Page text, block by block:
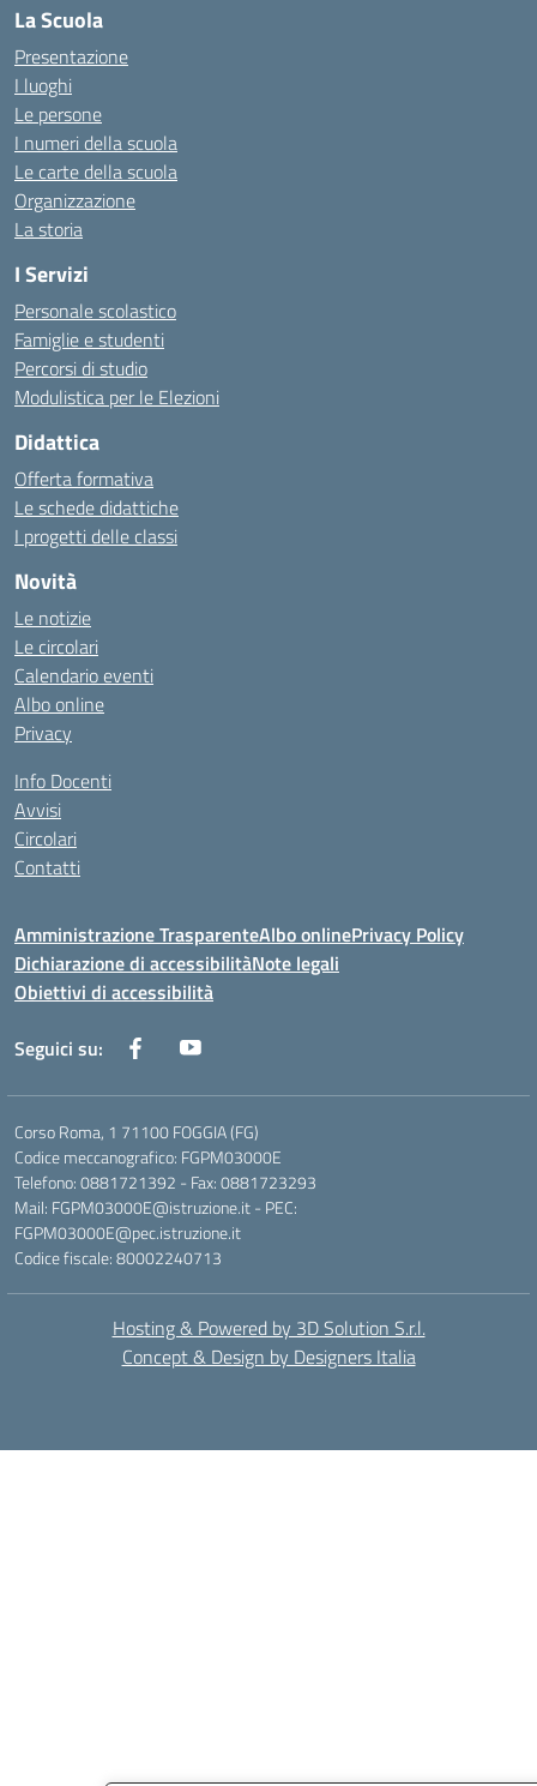
La Scuola
Presentazione
I luoghi
Le persone
I numeri della scuola
Le carte della scuola
Organizzazione
La storia
I Servizi
Personale scolastico
Famiglie e studenti
Percorsi di studio
Modulistica per le Elezioni
Didattica
Offerta formativa
Le schede didattiche
I progetti delle classi
Novità
Le notizie
Le circolari
Calendario eventi
Albo online
Privacy
Info Docenti
Avvisi
Circolari
Contatti
Amministrazione TrasparenteAlbo onlinePrivacy Policy
Dichiarazione di accessibilitàNote legali
Obiettivi di accessibilità
Seguici su:
Corso Roma, 1 71100 FOGGIA (FG)
Codice meccanografico: FGPM03000E
Telefono: 0881721392 - Fax: 0881723293
Mail: FGPM03000E@istruzione.it - PEC:
FGPM03000E@pec.istruzione.it
Codice fiscale: 80002240713
Hosting & Powered by 3D Solution S.r.l.
Concept & Design by Designers Italia